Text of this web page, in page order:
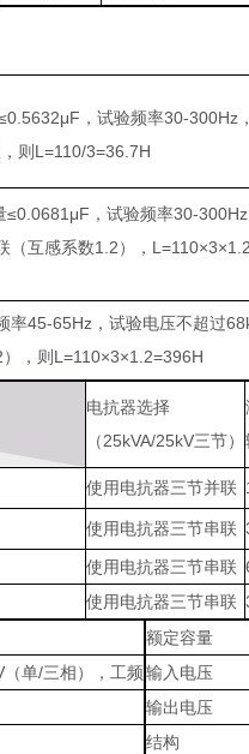
，试验频率30-300Hz
则L=110/3=36.7H
，试验频率30-
（互感系数1.2），
45-65Hz，试验电压不超过
，则L=110×3×1.2=396H
电抗器选择
（25kVA/25kV三节）
使用电抗器三节并联
使用电抗器三节串联
使用电抗器三节串联
使用电抗器三节串联
单/三相），工频
额定容量
输入电压
输出电压
结构